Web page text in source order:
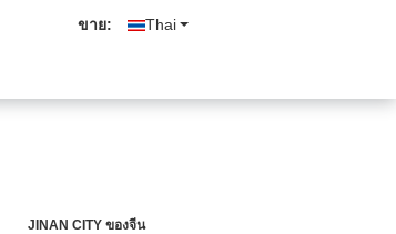
Thai
ขาย:
JINAN CITY ของจีน